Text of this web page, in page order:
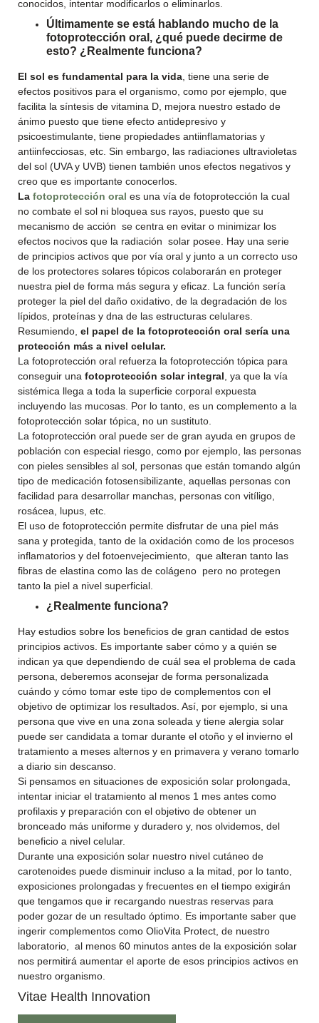
conocidos, intentar modificarlos o eliminarlos.
Últimamente se está hablando mucho de la
fotoprotección oral, ¿qué puede decirme de
esto? ¿Realmente funciona?
El sol es fundamental para la vida , tiene una serie de
efectos positivos para el organismo, como por ejemplo, que
facilita la síntesis de vitamina D, mejora nuestro estado de
ánimo puesto que tiene efecto antidepresivo y
psicoestimulante, tiene propiedades antiinflamatorias y
antiinfecciosas, etc. Sin embargo, las radiaciones ultravioletas
del sol (UVA y UVB) tienen también unos efectos negativos y
creo que es importante conocerlos.
La fotoprotección oral es una vía de fotoprotección la cual
no combate el sol ni bloquea sus rayos, puesto que su
mecanismo de acción se centra en evitar o minimizar los
efectos nocivos que la radiación solar posee. Hay una serie
de principios activos que por vía oral y junto a un correcto uso
de los protectores solares tópicos colaborarán en proteger
nuestra piel de forma más segura y eficaz. La función sería
proteger la piel del daño oxidativo, de la degradación de los
lípidos, proteínas y dna de las estructuras celulares.
Resumiendo, el papel de la fotoprotección oral sería una
protección más a nivel celular.
La fotoprotección oral refuerza la fotoprotección tópica para
conseguir una fotoprotección solar integral , ya que la vía
sistémica llega a toda la superficie corporal expuesta
incluyendo las mucosas. Por lo tanto, es un complemento a la
fotoprotección solar tópica, no un sustituto.
La fotoprotección oral puede ser de gran ayuda en grupos de
población con especial riesgo, como por ejemplo, las personas
con pieles sensibles al sol, personas que están tomando algún
tipo de medicación fotosensibilizante, aquellas personas con
facilidad para desarrollar manchas, personas con vitíligo,
rosácea, lupus, etc.
El uso de fotoprotección permite disfrutar de una piel más
sana y protegida, tanto de la oxidación como de los procesos
inflamatorios y del fotoenvejecimiento, que alteran tanto las
fibras de elastina como las de colágeno pero no protegen
tanto la piel a nivel superficial.
¿Realmente funciona?
Hay estudios sobre los beneficios de gran cantidad de estos
principios activos. Es importante saber cómo y a quién se
indican ya que dependiendo de cuál sea el problema de cada
persona, deberemos aconsejar de forma personalizada
cuándo y cómo tomar este tipo de complementos con el
objetivo de optimizar los resultados. Así, por ejemplo, si una
persona que vive en una zona soleada y tiene alergia solar
puede ser candidata a tomar durante el otoño y el invierno el
tratamiento a meses alternos y en primavera y verano tomarlo
a diario sin descanso.
Si pensamos en situaciones de exposición solar prolongada,
intentar iniciar el tratamiento al menos 1 mes antes como
profilaxis y preparación con el objetivo de obtener un
bronceado más uniforme y duradero y, nos olvidemos, del
beneficio a nivel celular.
Durante una exposición solar nuestro nivel cutáneo de
carotenoides puede disminuir incluso a la mitad, por lo tanto,
exposiciones prolongadas y frecuentes en el tiempo exigirán
que tengamos que ir recargando nuestras reservas para
poder gozar de un resultado óptimo. Es importante saber que
ingerir complementos como OlioVita Protect, de nuestro
laboratorio, al menos 60 minutos antes de la exposición solar
nos permitirá aumentar el aporte de esos principios activos en
nuestro organismo.
Vitae Health Innovation